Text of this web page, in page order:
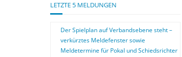
LETZTE 5 MELDUNGEN
Der Spielplan auf Verbandsebene steht –
verkürztes Meldefenster sowie
Meldetermine für Pokal und Schiedsrichter